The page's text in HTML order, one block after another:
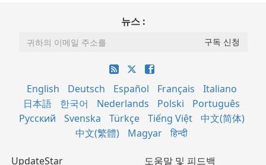
뉴스 :
English Deutsch Español Français
Italiano
日本語
한국어 Nederlands Polski
Português
Русский
Svenska Türkçe Tiếng Việt
中文(简体)
中文(繁體)
Magyar हिन्दी
UpdateStar
도움말 및 피드백